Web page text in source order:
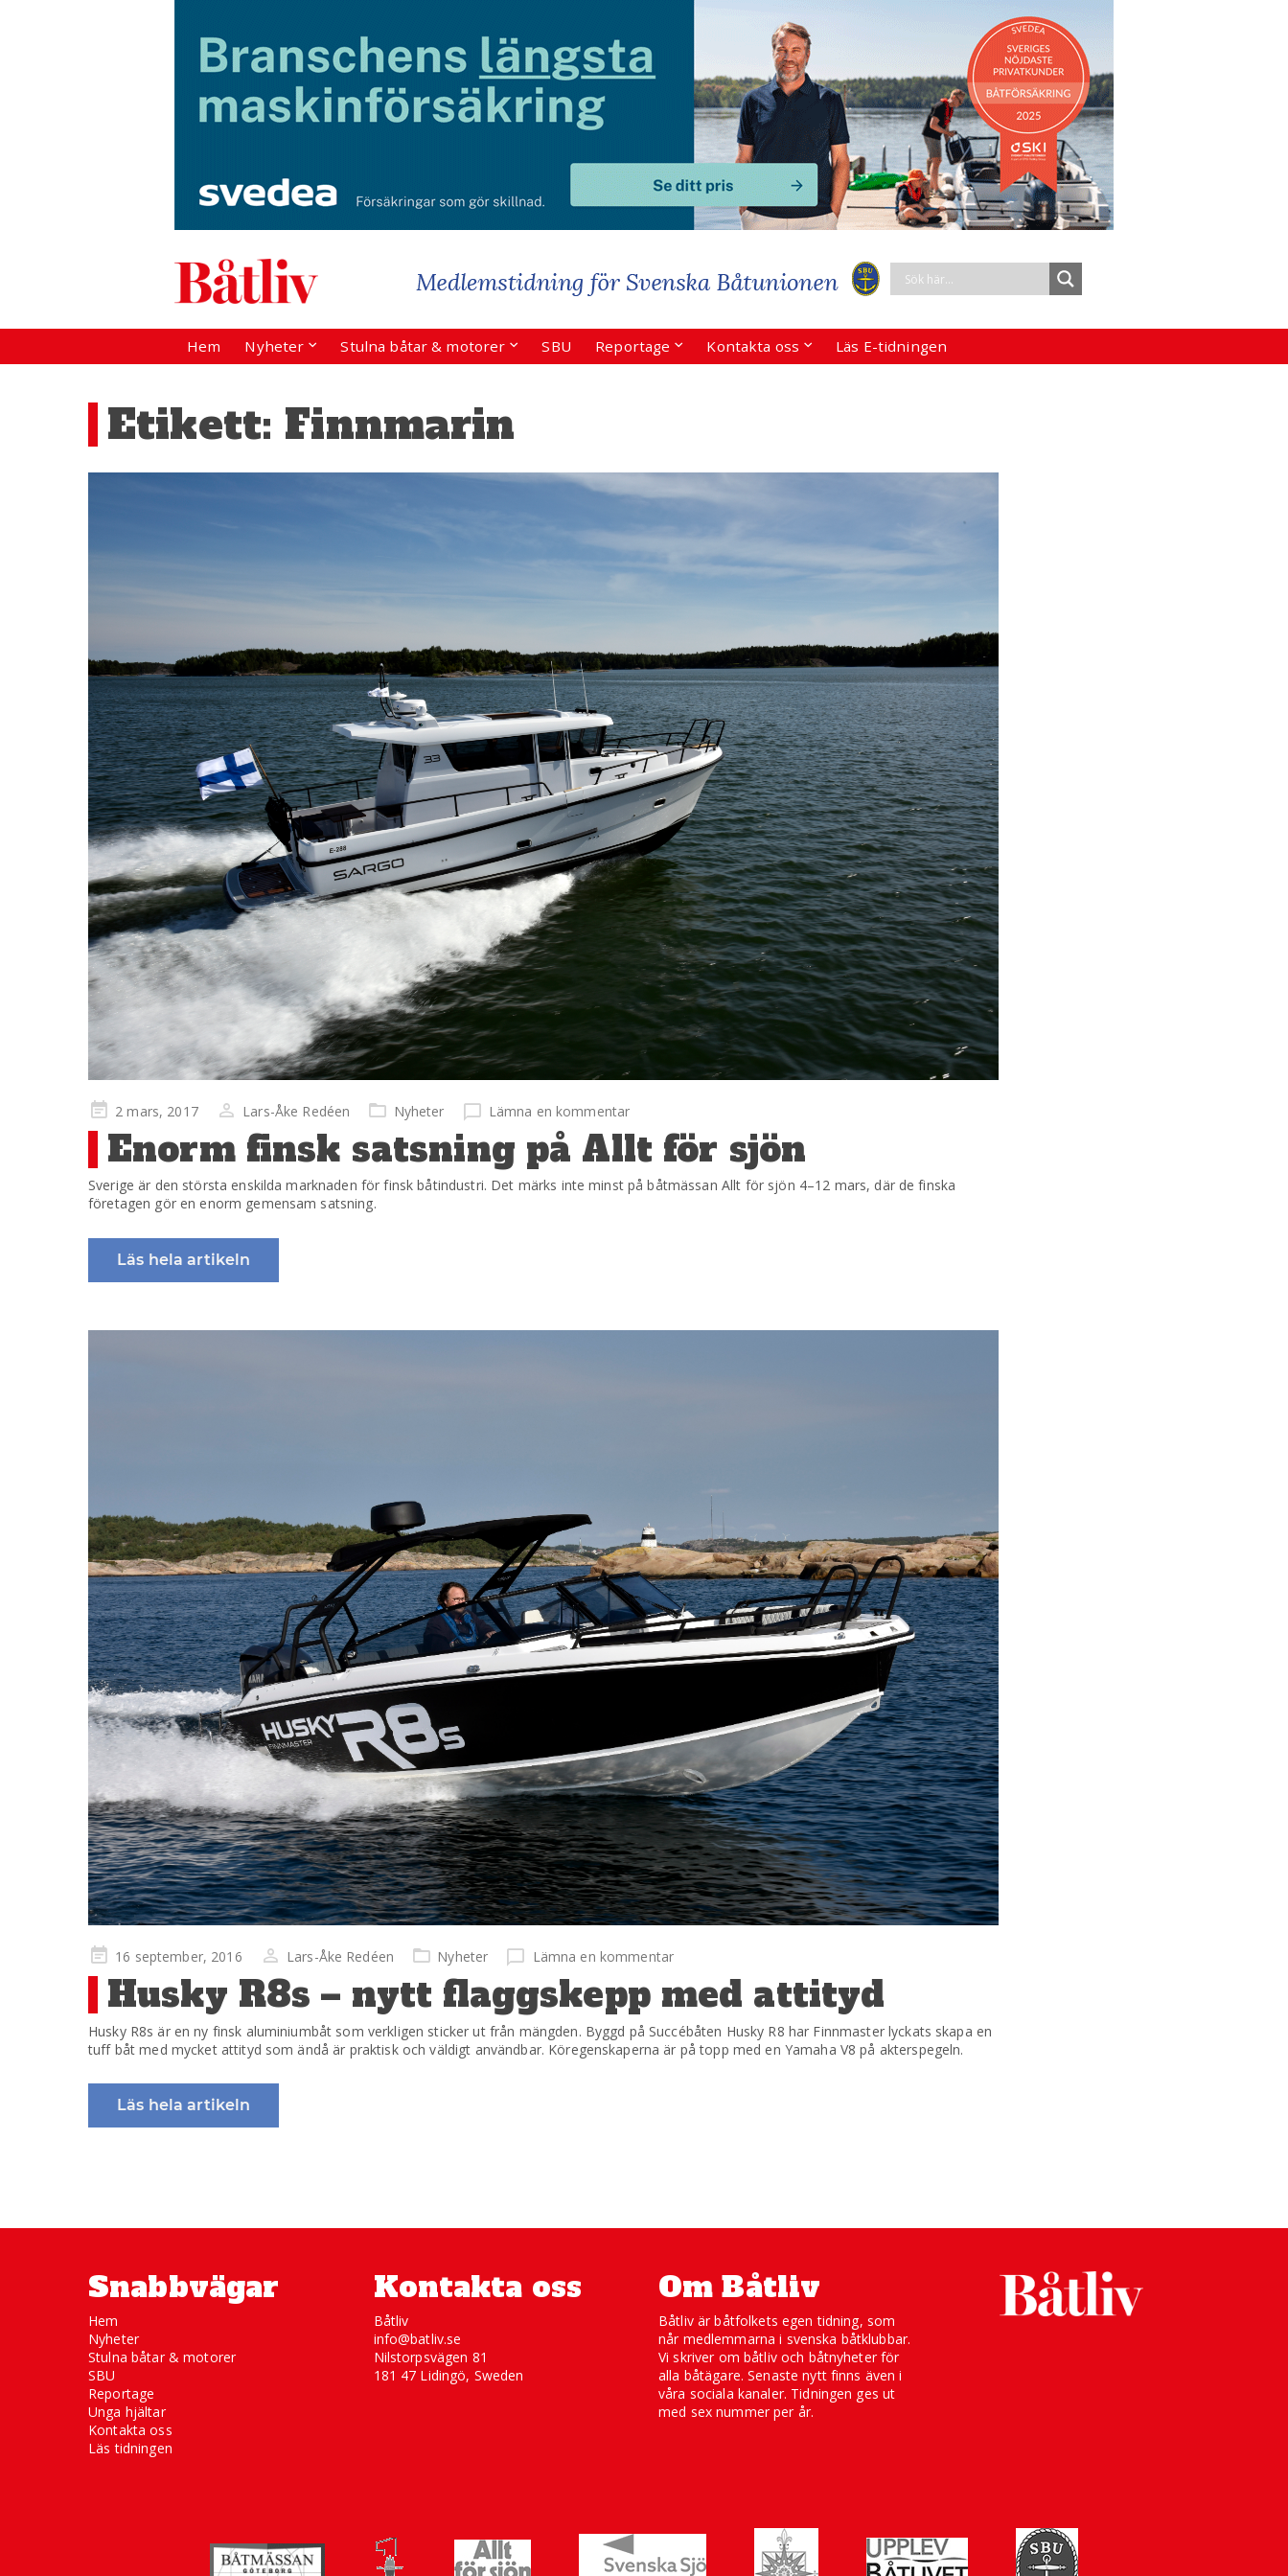
Hem Nyheter Stulna båtar & motorer SBU Reportage Kontakta oss Läs E-tidningen
Etikett: Finnmarin
Publicerad
på
2 mars, 2017 Lars-Åke Redéen Nyheter Lämna en kommentar
Enorm finsk satsning på Allt för sjön
Sverige är den största enskilda marknaden för finsk båtindustri. Det märks inte minst på båtmässan Allt för sjön 4–12 mars, där de finska
företagen gör en enorm gemensam satsning.
Läs hela artikeln
Publicerad
på
16 september, 2016 Lars-Åke Redéen Nyheter Lämna en kommentar
Husky R8s – nytt flaggskepp med attityd
Husky R8s är en ny finsk aluminiumbåt som verkligen sticker ut från mängden. Byggd på Succébåten Husky R8 har Finnmaster lyckats skapa en
tuff båt med mycket attityd som ändå är praktisk och väldigt användbar. Köregenskaperna är på topp med en Yamaha V8 på akterspegeln.
Läs hela artikeln
Snabbvägar
Hem
Nyheter
Stulna båtar & motorer
SBU
Reportage
Unga hjältar
Kontakta oss
Läs tidningen
Kontakta oss
Båtliv
info@batliv.se
Nilstorpsvägen 81
181 47 Lidingö, Sweden
Om Båtliv
Båtliv är båtfolkets egen tidning, som
når medlemmarna i svenska båtklubbar.
Vi skriver om båtliv och båtnyheter för
alla båtägare. Senaste nytt finns även i
våra sociala kanaler. Tidningen ges ut
med sex nummer per år.